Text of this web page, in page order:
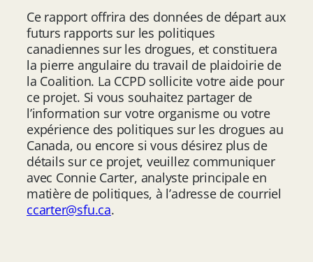
Ce rapport offrira des données de départ aux
futurs rapports sur les politiques
canadiennes sur les drogues, et constituera
la pierre angulaire du travail de plaidoirie de
la Coalition. La CCPD sollicite votre aide pour
ce projet. Si vous souhaitez partager de
l’information sur votre organisme ou votre
expérience des politiques sur les drogues au
Canada, ou encore si vous désirez plus de
détails sur ce projet, veuillez communiquer
avec Connie Carter, analyste principale en
matière de politiques, à l’adresse de courriel
ccarter@sfu.ca.